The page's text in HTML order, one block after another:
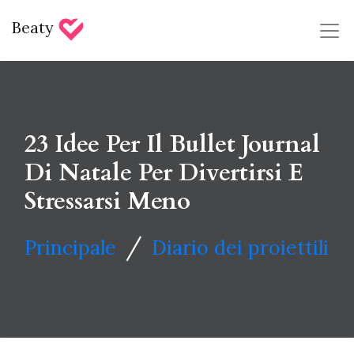
Beaty
23 Idee Per Il Bullet Journal
Di Natale Per Divertirsi E
Stressarsi Meno
Principale / Diario dei proiettili